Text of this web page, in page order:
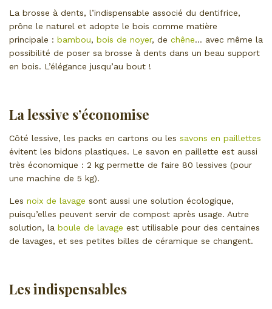
La brosse à dents, l’indispensable associé du dentifrice,
prône le naturel et adopte le bois comme matière
principale : bambou, bois de noyer, de chêne… avec même la
possibilité de poser sa brosse à dents dans un beau support
en bois. L’élégance jusqu’au bout !
La lessive s’économise
Côté lessive, les packs en cartons ou les savons en paillettes
évitent les bidons plastiques. Le savon en paillette est aussi
très économique : 2 kg permette de faire 80 lessives (pour
une machine de 5 kg).
Les noix de lavage sont aussi une solution écologique,
puisqu’elles peuvent servir de compost après usage. Autre
solution, la boule de lavage est utilisable pour des centaines
de lavages, et ses petites billes de céramique se changent.
Les indispensables